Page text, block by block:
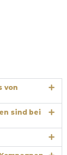
von
sind bei